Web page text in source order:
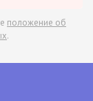
положение об
.